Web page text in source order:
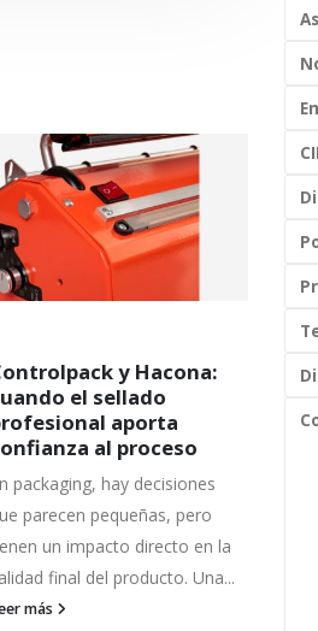
newsletter
7%
grandes cantidades
embalaje
Para más información
Descubre si Minipack
encaja con las
necesidades de tu
empresa
Hay máquinas que siguen
funcionando… pero ya no
responden igual. El producto
sale, sí. La línea avanza, también.
Pero con...